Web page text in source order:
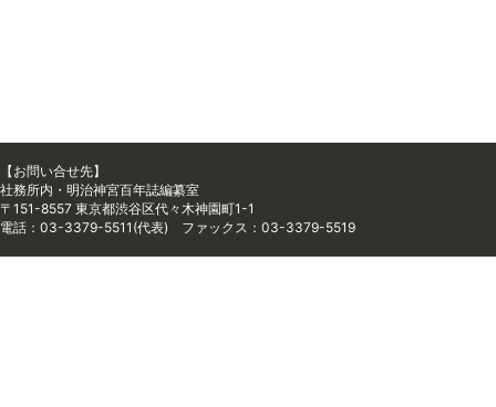
【お問い合せ先】
社務所内・明治神宮百年誌編纂室
〒151-8557 東京都渋谷区代々木神園町1-1
電話：03-3379-5511(代表) ファックス：03-3379-5519